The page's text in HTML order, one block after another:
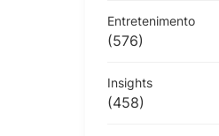
Entretenimento
(576)
Insights
(458)